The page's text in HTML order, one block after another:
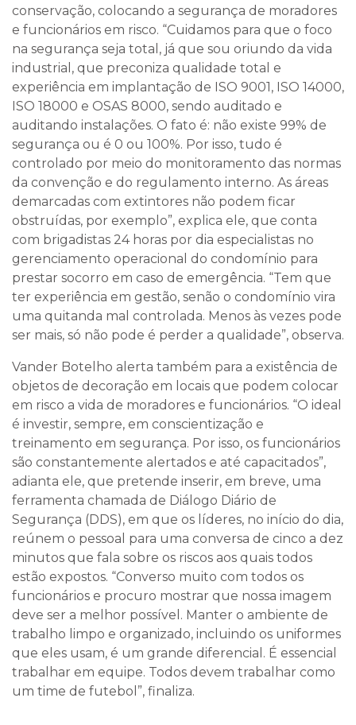
conservação, colocando a segurança de moradores
e funcionários em risco. “Cuidamos para que o foco
na segurança seja total, já que sou oriundo da vida
industrial, que preconiza qualidade total e
experiência em implantação de ISO 9001, ISO 14000,
ISO 18000 e OSAS 8000, sendo auditado e
auditando instalações. O fato é: não existe 99% de
segurança ou é 0 ou 100%. Por isso, tudo é
controlado por meio do monitoramento das normas
da convenção e do regulamento interno. As áreas
demarcadas com extintores não podem ficar
obstruídas, por exemplo”, explica ele, que conta
com brigadistas 24 horas por dia especialistas no
gerenciamento operacional do condomínio para
prestar socorro em caso de emergência. “Tem que
ter experiência em gestão, senão o condomínio vira
uma quitanda mal controlada. Menos às vezes pode
ser mais, só não pode é perder a qualidade”, observa.
Vander Botelho alerta também para a existência de
objetos de decoração em locais que podem colocar
em risco a vida de moradores e funcionários. “O ideal
é investir, sempre, em conscientização e
treinamento em segurança. Por isso, os funcionários
são constantemente alertados e até capacitados”,
adianta ele, que pretende inserir, em breve, uma
ferramenta chamada de Diálogo Diário de
Segurança (DDS), em que os líderes, no início do dia,
reúnem o pessoal para uma conversa de cinco a dez
minutos que fala sobre os riscos aos quais todos
estão expostos. “Converso muito com todos os
funcionários e procuro mostrar que nossa imagem
deve ser a melhor possível. Manter o ambiente de
trabalho limpo e organizado, incluindo os uniformes
que eles usam, é um grande diferencial. É essencial
trabalhar em equipe. Todos devem trabalhar como
um time de futebol”, finaliza.